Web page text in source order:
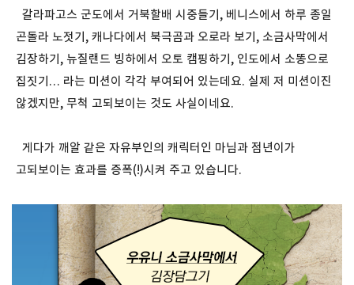
갈라파고스 군도에서 거북할배 시중들기, 베니스에서 하루 종일
곤돌라 노젓기, 캐나다에서 북극곰과 오로라 보기, 소금사막에서
김장하기, 뉴질랜드 빙하에서 오토 캠핑하기, 인도에서 소똥으로
집짓기… 라는 미션이 각각 부여되어 있는데요. 실제 저 미션이진
않겠지만, 무척 고되보이는 것도 사실이네요.
게다가 깨알 같은 자유부인의 캐릭터인 마님과 점년이가
고되보이는 효과를 증폭(!)시켜 주고 있습니다.